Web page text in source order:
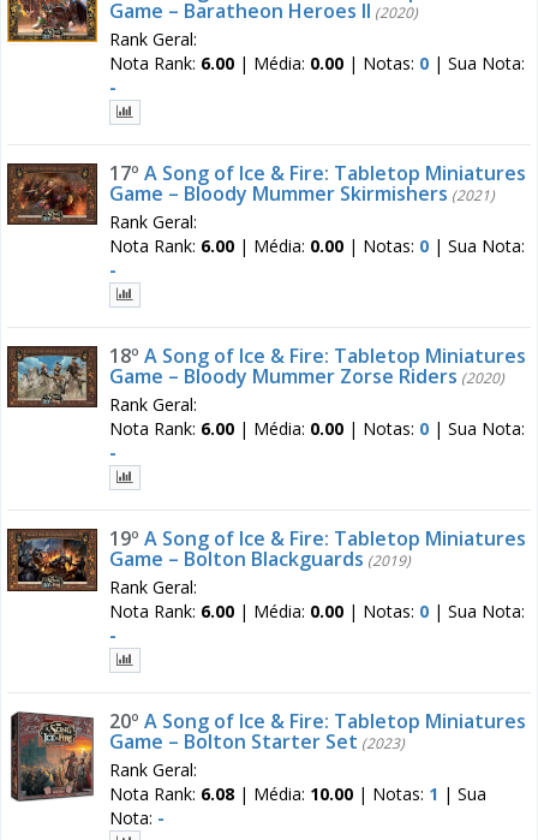
Game – Baratheon Heroes II (2020)
Rank Geral:
Nota Rank: 6.00 | Média: 0.00 | Notas: 0 | Sua Nota:
-
17º A Song of Ice & Fire: Tabletop Miniatures
Game – Bloody Mummer Skirmishers (2021)
Rank Geral:
Nota Rank: 6.00 | Média: 0.00 | Notas: 0 | Sua Nota:
-
18º A Song of Ice & Fire: Tabletop Miniatures
Game – Bloody Mummer Zorse Riders (2020)
Rank Geral:
Nota Rank: 6.00 | Média: 0.00 | Notas: 0 | Sua Nota:
-
19º A Song of Ice & Fire: Tabletop Miniatures
Game – Bolton Blackguards (2019)
Rank Geral:
Nota Rank: 6.00 | Média: 0.00 | Notas: 0 | Sua Nota:
-
20º A Song of Ice & Fire: Tabletop Miniatures
Game – Bolton Starter Set (2023)
Rank Geral:
Nota Rank: 6.08 | Média: 10.00 | Notas: 1 | Sua
Nota: -